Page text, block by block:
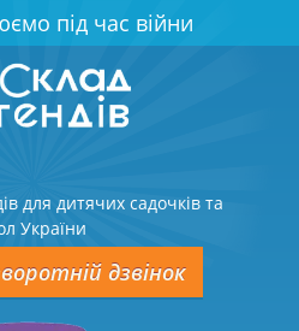
під час війни
для дитячих садочків та
України
дзвінок